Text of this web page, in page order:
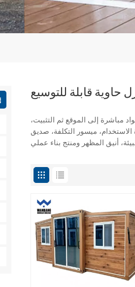
حاوية قابلة للتوسيع
مباشرة إلى الموقع ثم التثبيت،
ميسور التكلفة، صديق